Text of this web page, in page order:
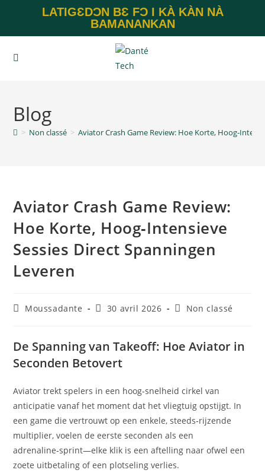
LATIGƐDƆN BƐ FƆ I KÀ KÀN NÀ
BAMANANKAN
Blog
> Non classé > Aviator Crash Game Review: Hoe Korte,
Aviator Crash Game Review:
Hoe Korte, Hoog‑Intensieve
Sessies Direct Spanningen
Leveren
Moussadante 30 avril 2026 Non classé
De Spanning van Takeoff: Hoe Aviator in
Seconden Betovert
Aviator trekt spelers in een hoog‑snelheid cirkel van
anticipatie vanaf het moment dat het vliegtuig opstijgt. In
een game die vertrouwt op een enkele, steeds‑rijzende
multiplier, voelen de eerste seconden als een
adrenaline‑sprint—elke klik is een aftelling naar ofwel een
zoete uitbetaling of een plotseling verlies.